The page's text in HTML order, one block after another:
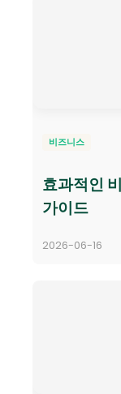
비즈니스
효과적인
가이드
2026-06-16